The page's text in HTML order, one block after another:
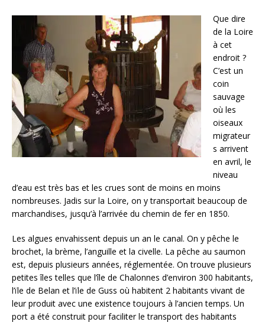
Que dire
de la Loire
à cet
endroit ?
C’est un
coin
sauvage
où les
oiseaux
migrateur
s arrivent
en avril, le
niveau
d’eau est très bas et les crues sont de moins en moins
nombreuses. Jadis sur la Loire, on y transportait beaucoup de
marchandises, jusqu’à l’arrivée du chemin de fer en 1850.
Les algues envahissent depuis un an le canal. On y pêche le
brochet, la brème, l’anguille et la civelle. La pêche au saumon
est, depuis plusieurs années, réglementée. On trouve plusieurs
petites îles telles que l’île de Chalonnes d’environ 300 habitants,
l’ïle de Belan et l’ïle de Guss où habitent 2 habitants vivant de
leur produit avec une existence toujours à l’ancien temps. Un
port a été construit pour faciliter le transport des habitants